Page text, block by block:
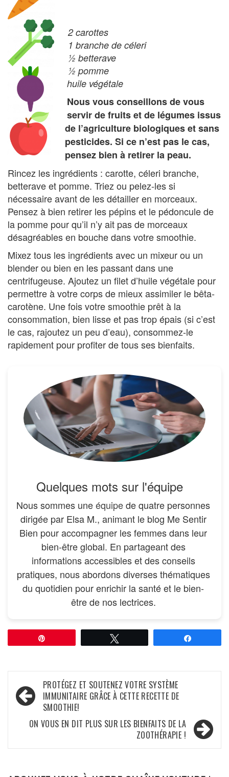
2 carottes
1 branche de céleri
½ betterave
½ pomme
huile végétale
Nous vous conseillons de vous
servir de fruits et de légumes issus
de l’agriculture biologiques et sans
pesticides. Si ce n’est pas le cas,
pensez bien à retirer la peau.
Rincez les ingrédients : carotte, céleri branche,
betterave et pomme. Triez ou pelez-les si
nécessaire avant de les détailler en morceaux.
Pensez à bien retirer les pépins et le pédoncule de
la pomme pour qu’il n’y ait pas de morceaux
désagréables en bouche dans votre smoothie.
Mixez tous les ingrédients avec un mixeur ou un
blender ou bien en les passant dans une
centrifugeuse. Ajoutez un filet d’huile végétale pour
permettre à votre corps de mieux assimiler le bêta-
carotène. Une fois votre smoothie prêt à la
consommation, bien lisse et pas trop épais (si c’est
le cas, rajoutez un peu d’eau), consommez-le
rapidement pour profiter de tous ses bienfaits.
Quelques mots sur l'équipe
Nous sommes uneéquipede quatre personnes
dirigée par Elsa M., animant le blog Me Sentir
Bien pour accompagner les femmes dans leur
bien-être global. En partageant des
informations accessibles et des conseils
pratiques, nous abordons diverses thématiques
du quotidien pour enrichir la santé et le bien-
être de nos lectrices.
Navigation
de
l’article
PROTÉGEZ ET SOUTENEZ VOTRE SYSTÈME
IMMUNITAIRE GRÂCE À CETTE RECETTE DE
SMOOTHIE!
ON VOUS EN DIT PLUS SUR LES BIENFAITS DE LA
ZOOTHÉRAPIE !